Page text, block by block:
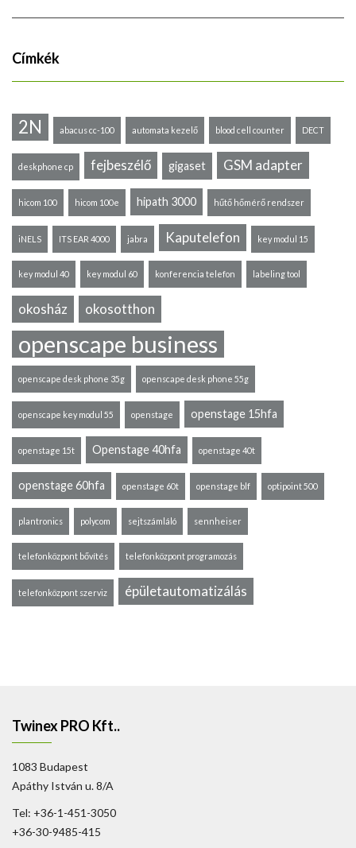
Címkék
2N abacus cc-100 automata kezelő blood cell counter DECT
deskphone cp fejbeszélő gigaset GSM adapter
hicom 100 hicom 100e hipath 3000 hűtő hőmérő rendszer
iNELS ITS EAR 4000 jabra Kaputelefon key modul 15
key modul 40 key modul 60 konferencia telefon labeling tool
okosház okosotthon
openscape business
openscape desk phone 35g openscape desk phone 55g
openscape key modul 55 openstage openstage 15hfa
openstage 15t Openstage 40hfa openstage 40t
openstage 60hfa openstage 60t openstage blf optipoint 500
plantronics polycom sejtszámláló sennheiser
telefonközpont bővítés telefonközpont programozás
telefonközpont szerviz épületautomatizálás
Twinex PRO Kft..
1083 Budapest
Apáthy István u. 8/A
Tel: +36-1-451-3050
+36-30-9485-415